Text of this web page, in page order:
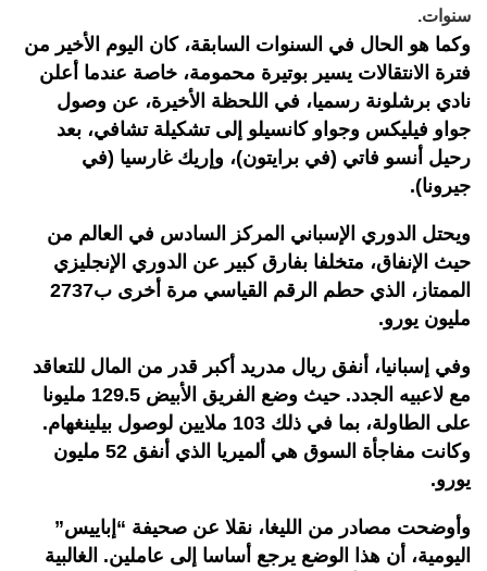
سنوات.
وكما هو الحال في السنوات السابقة، كان اليوم الأخير من
فترة الانتقالات يسير بوتيرة محمومة، خاصة عندما أعلن
نادي برشلونة رسميا، في اللحظة الأخيرة، عن وصول
جواو فيليكس وجواو كانسيلو إلى تشكيلة تشافي، بعد
رحيل أنسو فاتي (في برايتون)، وإريك غارسيا (في
جيرونا).
ويحتل الدوري الإسباني المركز السادس في العالم من
حيث الإنفاق، متخلفا بفارق كبير عن الدوري الإنجليزي
الممتاز، الذي حطم الرقم القياسي مرة أخرى ب2737
مليون يورو.
وفي إسبانيا، أنفق ريال مدريد أكبر قدر من المال للتعاقد
مع لاعبيه الجدد. حيث وضع الفريق الأبيض 129.5 مليونا
على الطاولة، بما في ذلك 103 ملايين لوصول بيلينغهام.
وكانت مفاجأة السوق هي ألميريا الذي أنفق 52 مليون
يورو.
وأوضحت مصادر من الليغا، نقلا عن صحيفة “إباييس”
اليومية، أن هذا الوضع يرجع أساسا إلى عاملين. الغالبية